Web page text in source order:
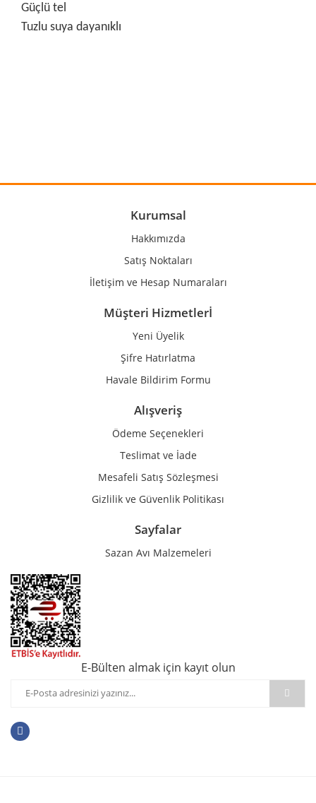
Güçlü tel
Tuzlu suya dayanıklı
Ürün açıklamasında eksik bilgiler bulunuyor.
Ürün bilgilerinde hatalar bulunuyor.
Gönder
Kurumsal
Hakkımızda
Satış Noktaları
İletişim ve Hesap Numaraları
Müşteri Hizmetlerİ
Yeni Üyelik
Şifre Hatırlatma
Havale Bildirim Formu
Alışveriş
Ödeme Seçenekleri
Teslimat ve İade
Mesafeli Satış Sözleşmesi
Gizlilik ve Güvenlik Politikası
Sayfalar
Sazan Avı Malzemeleri
E-Bülten almak için kayıt olun